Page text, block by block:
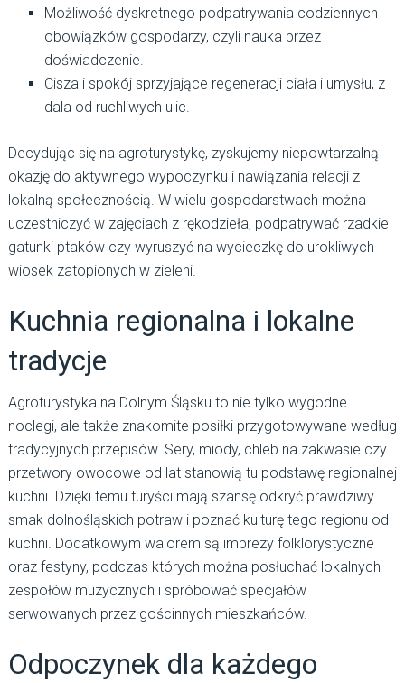
Możliwość dyskretnego podpatrywania codziennych
obowiązków gospodarzy, czyli nauka przez
doświadczenie.
Cisza i spokój sprzyjające regeneracji ciała i umysłu, z
dala od ruchliwych ulic.
Decydując się na agroturystykę, zyskujemy niepowtarzalną
okazję do aktywnego wypoczynku i nawiązania relacji z
lokalną społecznością. W wielu gospodarstwach można
uczestniczyć w zajęciach z rękodzieła, podpatrywać rzadkie
gatunki ptaków czy wyruszyć na wycieczkę do urokliwych
wiosek zatopionych w zieleni.
Kuchnia regionalna i lokalne
tradycje
Agroturystyka na Dolnym Śląsku to nie tylko wygodne
noclegi, ale także znakomite posiłki przygotowywane według
tradycyjnych przepisów. Sery, miody, chleb na zakwasie czy
przetwory owocowe od lat stanowią tu podstawę regionalnej
kuchni. Dzięki temu turyści mają szansę odkryć prawdziwy
smak dolnośląskich potraw i poznać kulturę tego regionu od
kuchni. Dodatkowym walorem są imprezy folklorystyczne
oraz festyny, podczas których można posłuchać lokalnych
zespołów muzycznych i spróbować specjałów
serwowanych przez gościnnych mieszkańców.
Odpoczynek dla każdego